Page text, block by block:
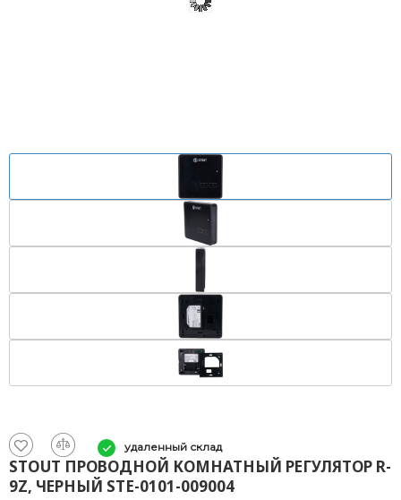
удаленный склад
STOUT ПРОВОДНОЙ КОМНАТНЫЙ РЕГУЛЯТОР R-
9Z, ЧЕРНЫЙ STE-0101-009004